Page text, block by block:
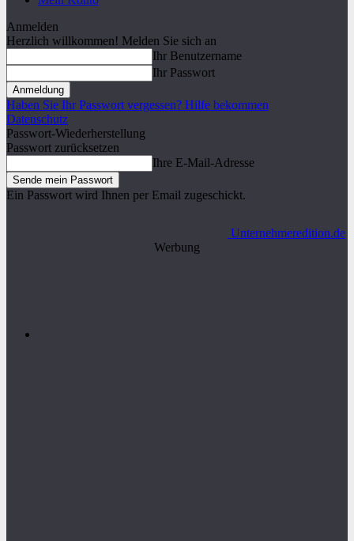
Anmelden
Herzlich willkommen! Melden Sie sich an
Ihr Benutzername
Ihr Passwort
Haben Sie Ihr Passwort vergessen? Hilfe bekommen
Datenschutz
Passwort-Wiederherstellung
Passwort zurücksetzen
Ihre E-Mail-Adresse
Ein Passwort wird Ihnen per Email zugeschickt.
Unternehmeredition.de
Werbung